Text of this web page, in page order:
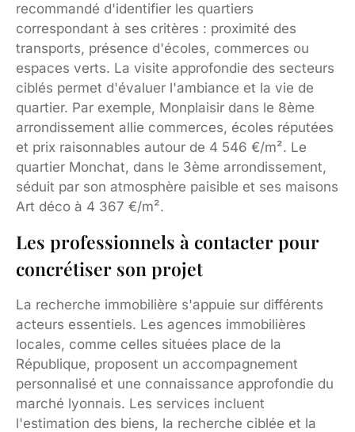
recommandé d'identifier les quartiers
correspondant à ses critères : proximité des
transports, présence d'écoles, commerces ou
espaces verts. La visite approfondie des secteurs
ciblés permet d'évaluer l'ambiance et la vie de
quartier. Par exemple, Monplaisir dans le 8ème
arrondissement allie commerces, écoles réputées
et prix raisonnables autour de 4 546 €/m². Le
quartier Monchat, dans le 3ème arrondissement,
séduit par son atmosphère paisible et ses maisons
Art déco à 4 367 €/m².
Les professionnels à contacter pour
concrétiser son projet
La recherche immobilière s'appuie sur différents
acteurs essentiels. Les agences immobilières
locales, comme celles situées place de la
République, proposent un accompagnement
personnalisé et une connaissance approfondie du
marché lyonnais. Les services incluent
l'estimation des biens, la recherche ciblée et la